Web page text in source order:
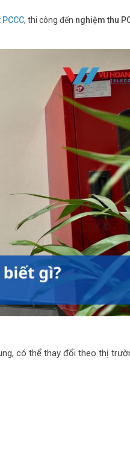
, thi công đến nghiệm thu
có thể thay đổi theo thị